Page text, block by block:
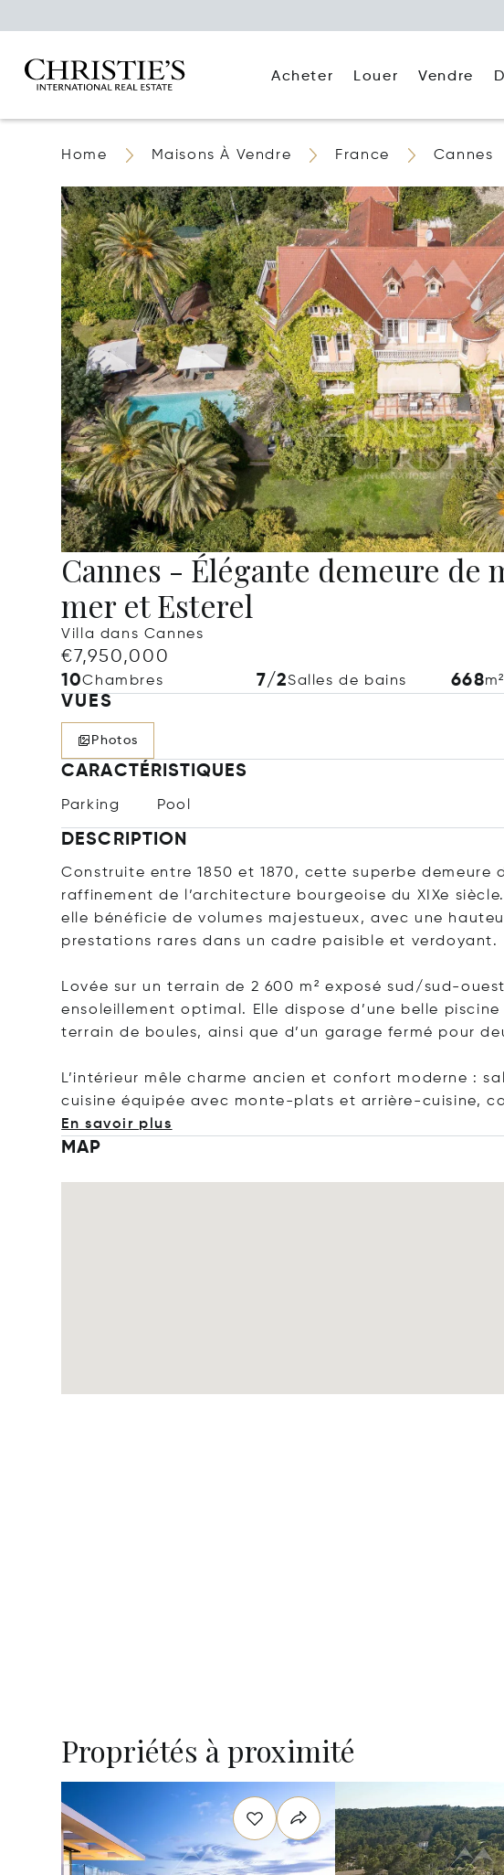
Acheter Louer Vendre
Home Maisons À Vendre France Cannes
Cannes - Élégante demeure de
mer et Esterel
Villa dans Cannes
€7,950,000
10Chambres 7/2Salles de bains 668m²
VUES
Photos
CARACTÉRISTIQUES
Parking Pool
DESCRIPTION
Construite entre 1850 et 1870, cette superbe demeure
raffinement de l’architecture bourgeoise du XIXe
elle bénéficie de volumes majestueux, avec une
prestations rares dans un cadre paisible et verdoyant.
Lovée sur un terrain de 2 600 m² exposé sud/sud-
ensoleillement optimal. Elle dispose d’une belle piscine
terrain de boules, ainsi que d’un garage fermé pour
L’intérieur mêle charme ancien et confort moderne :
cuisine équipée avec monte-plats et arrière-cuisine,
En savoir plus
MAP
Propriétés à proximité